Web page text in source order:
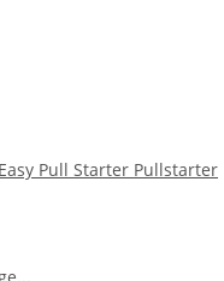
Pull Starter Pullstarter